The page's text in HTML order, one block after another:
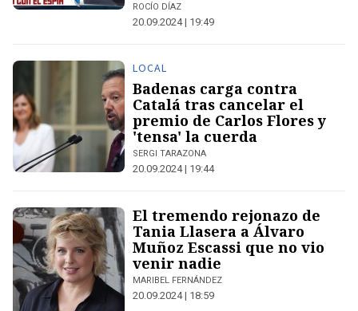
ROCÍO DÍAZ
20.09.2024 | 19:49
LOCAL
Badenas carga contra
Catalá tras cancelar el
premio de Carlos Flores y
'tensa' la cuerda
SERGI TARAZONA
20.09.2024 | 19:44
El tremendo rejonazo de
Tania Llasera a Álvaro
Muñoz Escassi que no vio
venir nadie
MARIBEL FERNÁNDEZ
20.09.2024 | 18:59